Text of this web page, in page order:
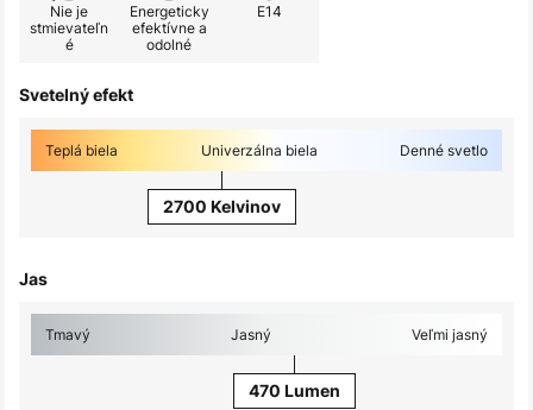
Nie je
stmievateľn
é
Energeticky
efektívne a
odolné
E14
Svetelný efekt
Teplá biela Univerzálna biela Denné svetlo
2700 Kelvinov
Jas
Tmavý Jasný Veľmi jasný
470 Lumen